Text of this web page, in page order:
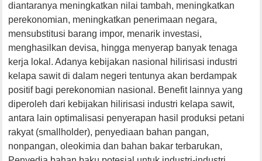
diantaranya meningkatkan nilai tambah, meningkatkan
perekonomian, meningkatkan penerimaan negara,
mensubstitusi barang impor, menarik investasi,
menghasilkan devisa, hingga menyerap banyak tenaga
kerja lokal. Adanya kebijakan nasional hilirisasi industri
kelapa sawit di dalam negeri tentunya akan berdampak
positif bagi perekonomian nasional. Benefit lainnya yang
diperoleh dari kebijakan hilirisasi industri kelapa sawit,
antara lain optimalisasi penyerapan hasil produksi petani
rakyat (smallholder), penyediaan bahan pangan,
nonpangan, oleokimia dan bahan bakar terbarukan,